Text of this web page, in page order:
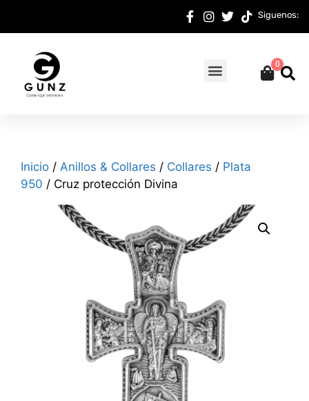
Siguenos:
0
Inicio / Anillos & Collares / Collares / Plata
950 / Cruz protección Divina